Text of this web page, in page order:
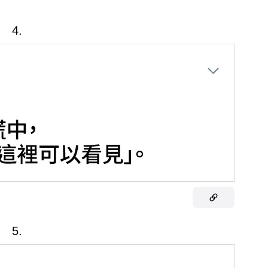
4.
5.